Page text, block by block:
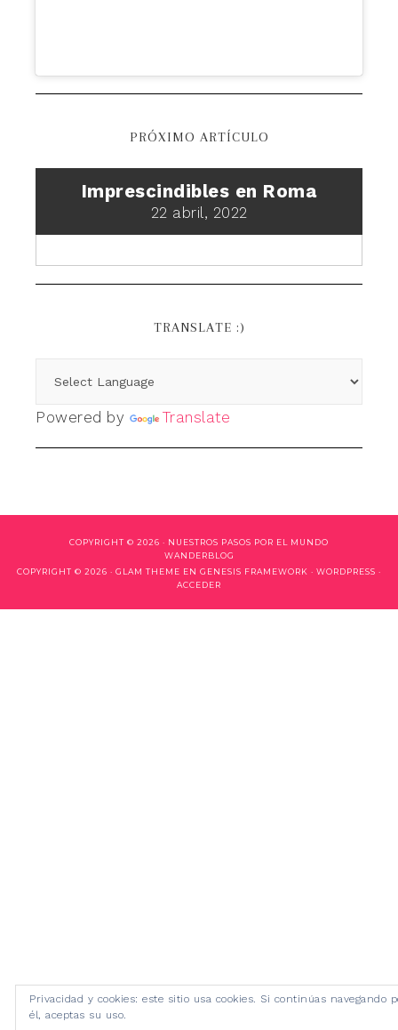
PRÓXIMO ARTÍCULO
Imprescindibles en Roma
22 abril, 2022
TRANSLATE :)
Powered by Translate
COPYRIGHT © 2026 · NUESTROS PASOS POR EL MUNDO
WANDERBLOG
COPYRIGHT © 2026 · GLAM THEME EN GENESIS FRAMEWORK · WORDPRESS ·
ACCEDER
Privacidad y cookies: este sitio usa cookies. Si continúas navegando
él, aceptas su uso.